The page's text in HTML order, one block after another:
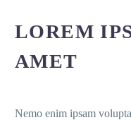
LOREM
AMET
Nemo enim ipsam